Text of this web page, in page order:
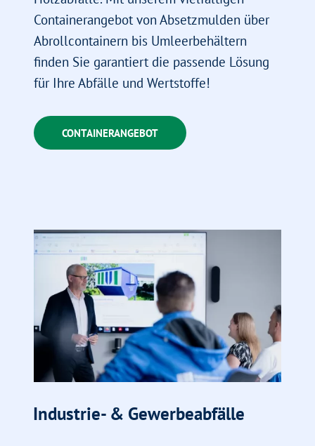
Containerangebot von Absetzmulden über
Abrollcontainern bis Umleerbehältern
finden Sie garantiert die passende Lösung
für Ihre Abfälle und Wertstoffe!
CONTAINERANGEBOT
Industrie- & Gewerbeabfälle